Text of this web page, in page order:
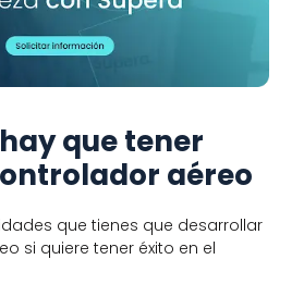
que tener
aéreo
que tienes que desarrollar
si quiere tener éxito en el